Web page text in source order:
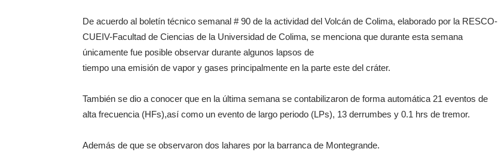
De acuerdo al boletín técnico semanal # 90 de la actividad del Volcán de Colima, elaborado por la RESCO-
CUEIV-Facultad de Ciencias de la Universidad de Colima, se menciona que durante esta semana
únicamente fue posible observar durante algunos lapsos de
tiempo una emisión de vapor y gases principalmente en la parte este del cráter.
También se dio a conocer que en la última semana se contabilizaron de forma automática 21 eventos de
alta frecuencia (HFs),así como un evento de largo periodo (LPs), 13 derrumbes y 0.1 hrs de tremor.
Además de que se observaron dos lahares por la barranca de Montegrande.